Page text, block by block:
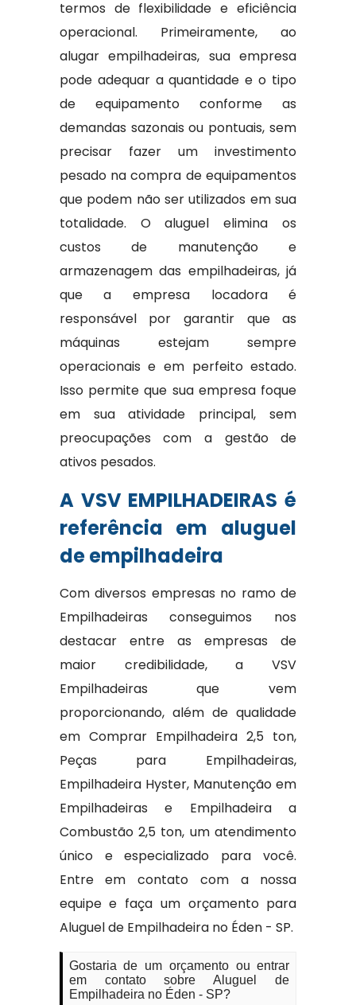
termos de flexibilidade e eficiência
operacional. Primeiramente, ao
alugar empilhadeiras, sua empresa
pode adequar a quantidade e o tipo
de equipamento conforme as
demandas sazonais ou pontuais, sem
precisar fazer um investimento
pesado na compra de equipamentos
que podem não ser utilizados em sua
totalidade. O aluguel elimina os
custos de manutenção e
armazenagem das empilhadeiras, já
que a empresa locadora é
responsável por garantir que as
máquinas estejam sempre
operacionais e em perfeito estado.
Isso permite que sua empresa foque
em sua atividade principal, sem
preocupações com a gestão de
ativos pesados.
A VSV EMPILHADEIRAS é
referência em aluguel
de empilhadeira
Com diversos empresas no ramo de
Empilhadeiras conseguimos nos
destacar entre as empresas de
maior credibilidade, a VSV
Empilhadeiras que vem
proporcionando, além de qualidade
em Comprar Empilhadeira 2,5 ton,
Peças para Empilhadeiras,
Empilhadeira Hyster, Manutenção em
Empilhadeiras e Empilhadeira a
Combustão 2,5 ton, um atendimento
único e especializado para você.
Entre em contato com a nossa
equipe e faça um orçamento para
Aluguel de Empilhadeira no Éden - SP.
Gostaria de um orçamento ou entrar
em contato sobre Aluguel de
Empilhadeira no Éden - SP?